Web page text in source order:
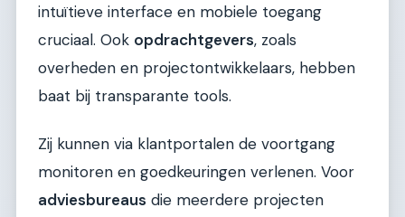
intuïtieve interface en mobiele toegang
cruciaal. Ook opdrachtgevers, zoals
overheden en projectontwikkelaars, hebben
baat bij transparante tools.
Zij kunnen via klantportalen de voortgang
monitoren en goedkeuringen verlenen. Voor
adviesbureaus die meerdere projecten